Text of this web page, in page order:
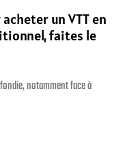
un VTT en
faites le
notamment face à